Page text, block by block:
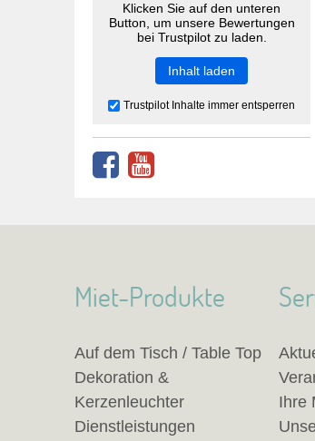
Klicken Sie auf den unteren
Button, um unsere Bewertungen
bei Trustpilot zu laden.
Inhalt laden
Trustpilot Inhalte immer entsperren
Miet-Produkte
Auf dem Tisch / Table Top
Dekoration &
Kerzenleuchter
Dienstleistungen
Ihre